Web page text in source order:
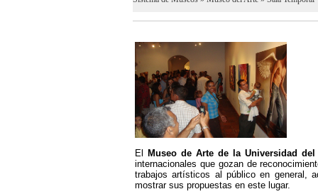
ElMuseo de Arte de la Universidad
internacionales que gozan de
trabajos artísticos al público en general,
mostrar sus propuestas en este lugar.